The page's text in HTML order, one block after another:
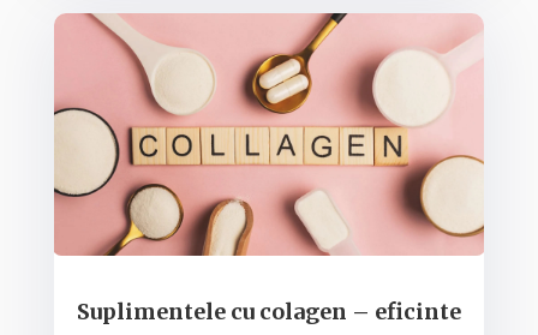
Suplimentele cu colagen – eficinte